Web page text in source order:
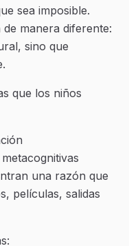
sea imposible.
manera diferente:
sino que
que los niños
una razón que
películas, salidas